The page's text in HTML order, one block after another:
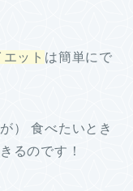
ット は簡単にで
） 食べたいとき
るのです！